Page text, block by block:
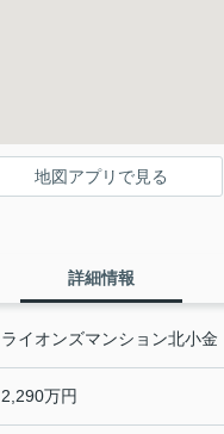
地図アプリで見る
詳細情報
ライオンズマンション北小金
2,290万円